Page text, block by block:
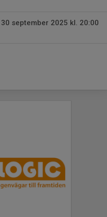
september 2025 kl. 20:00